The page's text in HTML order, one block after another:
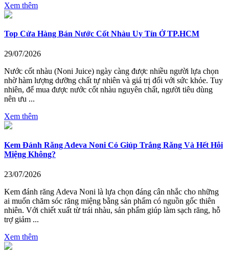
Xem thêm
Top Cửa Hàng Bán Nước Cốt Nhàu Uy Tín Ở TP.HCM
29/07/2026
Nước cốt nhàu (Noni Juice) ngày càng được nhiều người lựa chọn
nhờ hàm lượng dưỡng chất tự nhiên và giá trị đối với sức khỏe. Tuy
nhiên, để mua được nước cốt nhàu nguyên chất, người tiêu dùng
nên ưu ...
Xem thêm
Kem Đánh Răng Adeva Noni Có Giúp Trắng Răng Và Hết Hôi
Miệng Không?
23/07/2026
Kem đánh răng Adeva Noni là lựa chọn đáng cân nhắc cho những
ai muốn chăm sóc răng miệng bằng sản phẩm có nguồn gốc thiên
nhiên. Với chiết xuất từ trái nhàu, sản phẩm giúp làm sạch răng, hỗ
trợ giảm ...
Xem thêm